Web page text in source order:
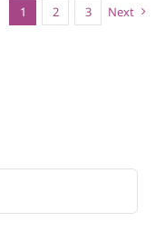
1 2 3 Next